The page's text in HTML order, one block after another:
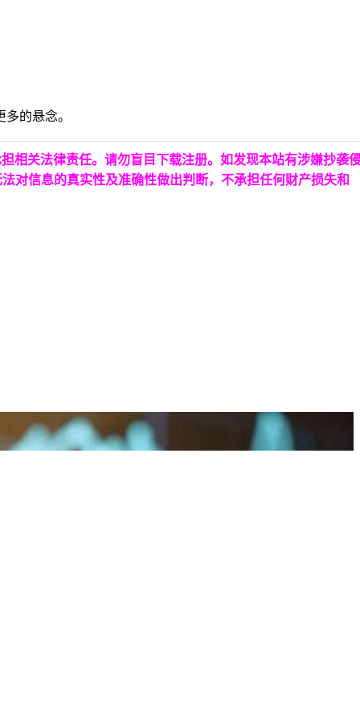
的悬念。
相关法律责任。请勿盲目下载注册。如发现本站有涉嫌抄袭
对信息的真实性及准确性做出判断，不承担任何财产损失和